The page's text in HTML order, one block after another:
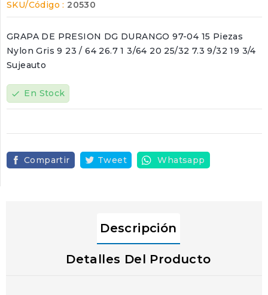
SKU/Código : 20530
GRAPA DE PRESION DG DURANGO 97-04 15 Piezas
Nylon Gris 9 23 / 64 26.7 1 3/64 20 25/32 7.3 9/32 19 3/4
Sujeauto
check En Stock
Compartir Tweet Whatsapp
Descripción
Detalles Del Producto